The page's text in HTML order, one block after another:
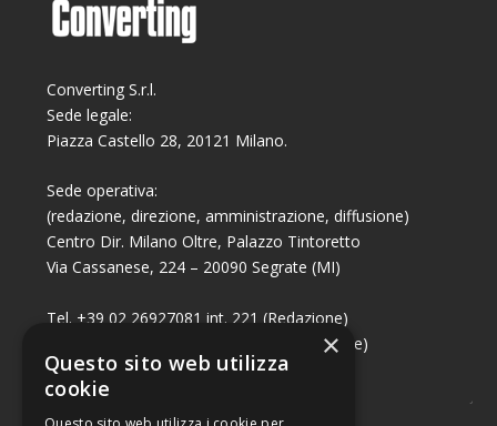
Converting S.r.l.
Sede legale:
Piazza Castello 28, 20121 Milano.
Sede operativa:
(redazione, direzione, amministrazione, diffusione)
Centro Dir. Milano Oltre, Palazzo Tintoretto
Via Cassanese, 224 – 20090 Segrate (MI)
Tel. +39 02 26927081 int. 221 (Redazione)
Tel. +39 02 26927081 int. 224 (Commerciale)
Fax +39 02 26951006
×
Questo sito web utilizza
cookie